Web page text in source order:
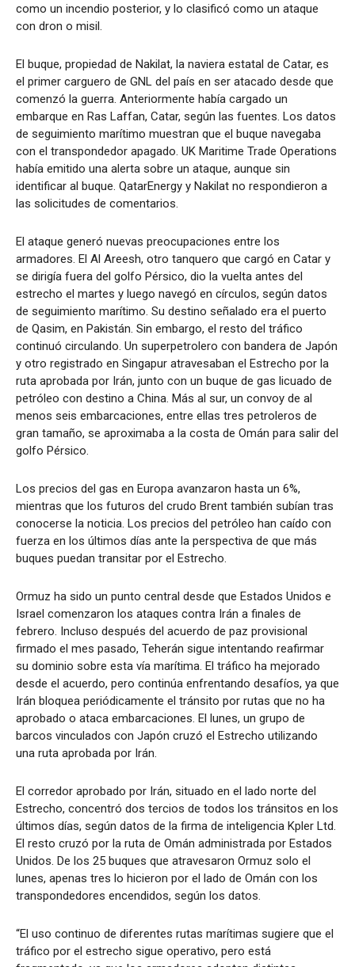
como un incendio posterior, y lo clasificó como un ataque
con dron o misil.
El buque, propiedad de Nakilat, la naviera estatal de Catar, es
el primer carguero de GNL del país en ser atacado desde que
comenzó la guerra. Anteriormente había cargado un
embarque en Ras Laffan, Catar, según las fuentes. Los datos
de seguimiento marítimo muestran que el buque navegaba
con el transpondedor apagado. UK Maritime Trade Operations
había emitido una alerta sobre un ataque, aunque sin
identificar al buque. QatarEnergy y Nakilat no respondieron a
las solicitudes de comentarios.
El ataque generó nuevas preocupaciones entre los
armadores. El Al Areesh, otro tanquero que cargó en Catar y
se dirigía fuera del golfo Pérsico, dio la vuelta antes del
estrecho el martes y luego navegó en círculos, según datos
de seguimiento marítimo. Su destino señalado era el puerto
de Qasim, en Pakistán. Sin embargo, el resto del tráfico
continuó circulando. Un superpetrolero con bandera de Japón
y otro registrado en Singapur atravesaban el Estrecho por la
ruta aprobada por Irán, junto con un buque de gas licuado de
petróleo con destino a China. Más al sur, un convoy de al
menos seis embarcaciones, entre ellas tres petroleros de
gran tamaño, se aproximaba a la costa de Omán para salir del
golfo Pérsico.
Los precios del gas en Europa avanzaron hasta un 6%,
mientras que los futuros del crudo Brent también subían tras
conocerse la noticia. Los precios del petróleo han caído con
fuerza en los últimos días ante la perspectiva de que más
buques puedan transitar por el Estrecho.
Ormuz ha sido un punto central desde que Estados Unidos e
Israel comenzaron los ataques contra Irán a finales de
febrero. Incluso después del acuerdo de paz provisional
firmado el mes pasado, Teherán sigue intentando reafirmar
su dominio sobre esta vía marítima. El tráfico ha mejorado
desde el acuerdo, pero continúa enfrentando desafíos, ya que
Irán bloquea periódicamente el tránsito por rutas que no ha
aprobado o ataca embarcaciones. El lunes, un grupo de
barcos vinculados con Japón cruzó el Estrecho utilizando
una ruta aprobada por Irán.
El corredor aprobado por Irán, situado en el lado norte del
Estrecho, concentró dos tercios de todos los tránsitos en los
últimos días, según datos de la firma de inteligencia Kpler Ltd.
El resto cruzó por la ruta de Omán administrada por Estados
Unidos. De los 25 buques que atravesaron Ormuz solo el
lunes, apenas tres lo hicieron por el lado de Omán con los
transpondedores encendidos, según los datos.
“El uso continuo de diferentes rutas marítimas sugiere que el
tráfico por el estrecho sigue operativo, pero está